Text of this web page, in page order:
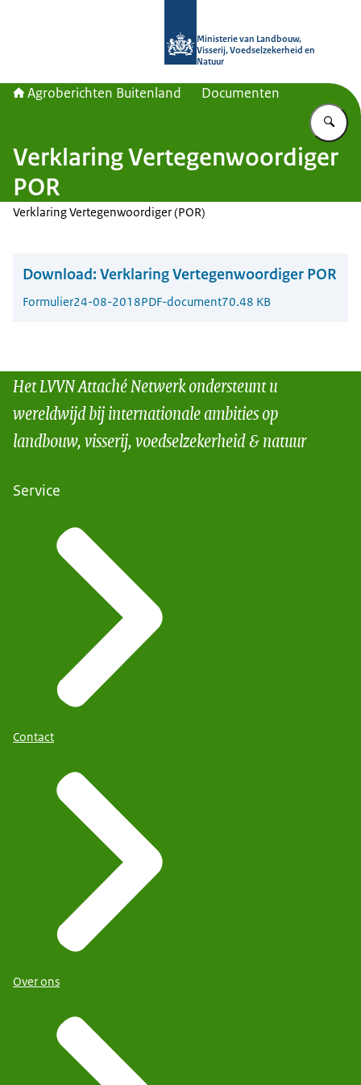
Ministerie van Landbouw,
Visserij, Voedselzekerheid en
Natuur
Agroberichten Buitenland Documenten
Verklaring Vertegenwoordiger
POR
Verklaring Vertegenwoordiger (POR)
Download: Verklaring Vertegenwoordiger POR
Formulier24-08-2018PDF-document70.48 KB
Het LVVN Attaché Netwerk ondersteunt u
wereldwijd bij internationale ambities op
landbouw, visserij, voedselzekerheid & natuur
Service
Contact
Over ons